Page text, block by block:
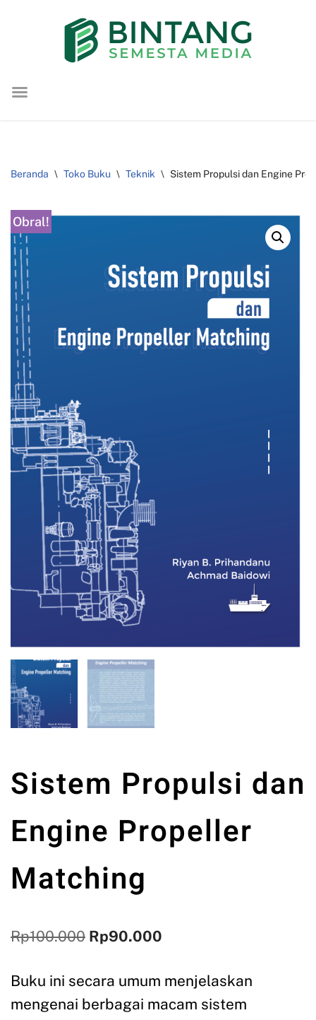
konten
Beranda \ Toko Buku \ Teknik \ Sistem Propulsi dan Engine
Obral!
Sistem Propulsi dan
Engine Propeller
Matching
Rp100.000 Rp90.000
Buku ini secara umum menjelaskan
mengenai berbagai macam sistem